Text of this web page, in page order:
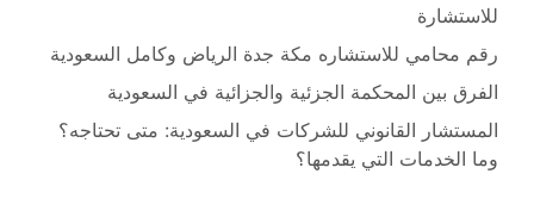
للاستشارة
رقم محامي للاستشاره مكة جدة الرياض وكامل السعودية
الفرق بين المحكمة الجزئية والجزائية في السعودية
المستشار القانوني للشركات في السعودية: متى تحتاجه؟
وما الخدمات التي يقدمها؟